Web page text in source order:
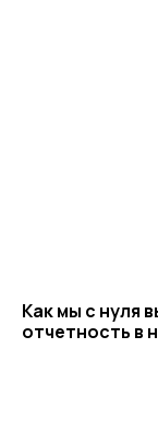
Как мы с нуля
отчетность в